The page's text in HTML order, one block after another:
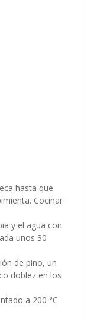
hasta que
Cocinar
y el agua con
unos 30
de pino, un
doblez en los
a 200 °C